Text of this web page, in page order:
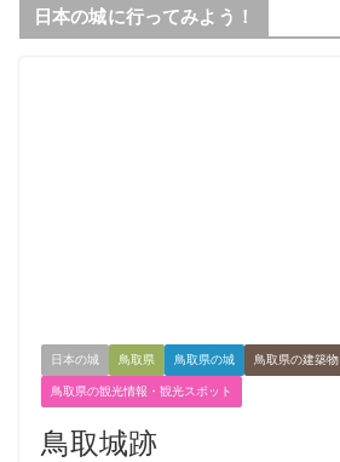
日本の城に行ってみよう！
日本の城 鳥取県 鳥取県の城 鳥取県の建築物
鳥取県の観光情報・観光スポット
鳥取城跡